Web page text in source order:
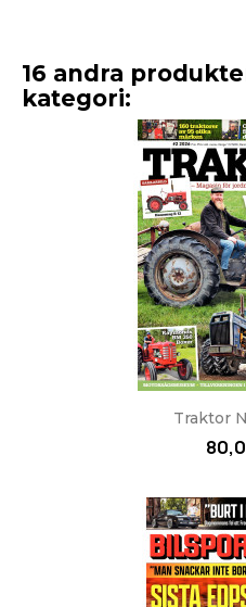
16 andra
kategori:
Traktor